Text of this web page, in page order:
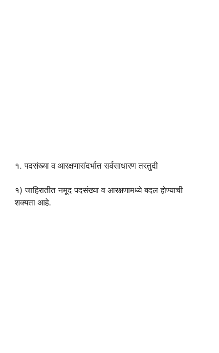
१. पदसंख्या व आरक्षणासंदर्भात सर्वसाधारण तरतुदी
१) जाहिरातीत नमूद पदसंख्या व आरक्षणामध्ये बदल होण्याची
शक्यता आहे.